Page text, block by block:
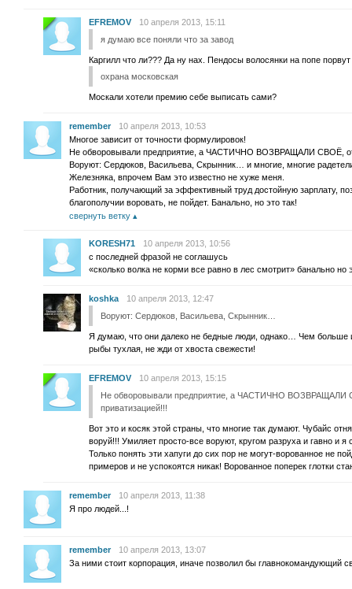
EFREMOV
10 апреля 2013, 15:11
я думаю все поняли что за завод
Каргилл что ли??? Да ну нах. Пендосы волосянки на попе
охрана московская
Москали хотели премию себе выписать сами?
remember
10 апреля 2013, 10:53
Многое зависит от точности формулировок!
Не обворовывали предприятие, а ЧАСТИЧНО ВОЗВРАЩАЛИ СВОЁ,
Воруют: Сердюков, Васильева, Скрынник… и многие, многие
Железняка, впрочем Вам это известно не хуже меня.
Работник, получающий за эффективный труд достойную зарплату,
благополучии воровать, не пойдет. Банально, но это так!
свернуть ветку
KORESH71
10 апреля 2013, 10:56
с последней фразой не соглашусь
«сколько волка не корми все равно в лес смотрит» банально но
koshka
10 апреля 2013, 12:47
Воруют: Сердюков, Васильева, Скрынник…
Я думаю, что они далеко не бедные люди, однако… Чем больше
рыбы тухлая, не жди от хвоста свежести!
EFREMOV
10 апреля 2013, 15:15
Не обворовывали предприятие, а ЧАСТИЧНО ВОЗВРАЩАЛИ
приватизацией!!!
Вот это и косяк этой страны, что многие так думают. Чубайс
воруй!!! Умиляет просто-все воруют, кругом разруха и гавно и
Только понять эти хапуги до сих пор не могут-ворованное не
примеров и не успокоятся никак! Ворованное поперек глотки
remember
10 апреля 2013, 11:38
Я про людей...!
remember
10 апреля 2013, 13:07
За ними стоит корпорация, иначе позволил бы главнокомандующий